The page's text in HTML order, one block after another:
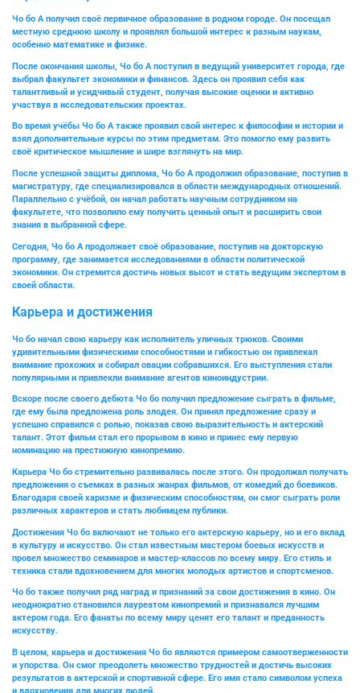
Чо бо Аполучил своё первичное образование в родном городе. Он посещал
местную среднюю школу и проявлял большой интерес к разным наукам,
особенно математике и физике.
После окончания школы, Чо бо А поступил в ведущий университет города, где
выбрал факультет экономики и финансов. Здесь он проявил себя как
талантливый и усидчивый студент, получая высокие оценки и активно
участвуя в исследовательских проектах.
Во время учёбы Чо бо А также проявил свой интерес к философии и истории и
взял дополнительные курсы по этим предметам. Это помогло ему развить
своё критическое мышление и шире взглянуть на мир.
После успешной защиты диплома, Чо бо А продолжил образование, поступив в
магистратуру, где специализировался в области международных отношений.
Параллельно с учёбой, он начал работать научным сотрудником на
факультете, что позволило ему получить ценный опыт и расширить свои
знания в выбранной сфере.
Сегодня, Чо бо А продолжает своё образование, поступив на докторскую
программу, где занимается исследованиями в области политической
экономики. Он стремится достичь новых высот и стать ведущим экспертом в
своей области.
Карьера и достижения
Чо бо начал свою карьеру как исполнитель уличных трюков. Своими
удивительными физическими способностями и гибкостью он привлекал
внимание прохожих и собирал овации собравшихся. Его выступления стали
популярными и привлекли внимание агентов киноиндустрии.
Вскоре после своего дебюта Чо бо получил предложение сыграть в фильме,
где ему была предложена роль злодея. Он принял предложение сразу и
успешно справился с ролью, показав свою выразительность и актерский
талант. Этот фильм стал его прорывом в кино и принес ему первую
номинацию на престижную кинопремию.
Карьера Чо бо стремительно развивалась после этого. Он продолжал получать
предложения о съемках в разных жанрах фильмов, от комедий до боевиков.
Благодаря своей харизме и физическим способностям, он смог сыграть роли
различных характеров и стать любимцем публики.
Достижения Чо бо включают не только его актерскую карьеру, но и его вклад
в культуру и искусство. Он стал известным мастером боевых искусств и
провел множество семинаров и мастер-классов по всему миру. Его стиль и
техника стали вдохновением для многих молодых артистов и спортсменов.
Чо бо также получил ряд наград и признаний за свои достижения в кино. Он
неоднократно становился лауреатом кинопремий и признавался лучшим
актером года. Его фанаты по всему миру ценят его талант и преданность
искусству.
В целом, карьера и достижения Чо бо являются примером самоотверженности
и упорства. Он смог преодолеть множество трудностей и достичь высоких
результатов в актерской и спортивной сфере. Его имя стало символом успеха